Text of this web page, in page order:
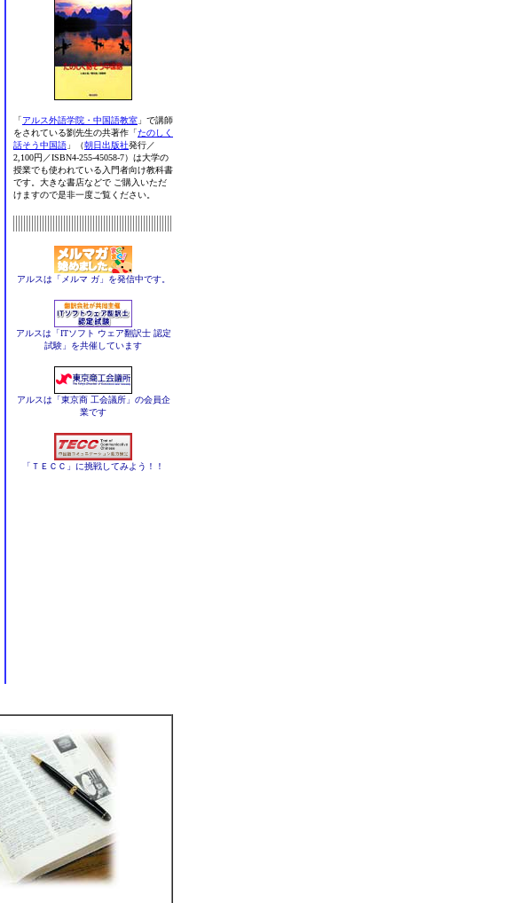
「アルス外語学院・中国語教室 」で講師
をされている劉先生の共著作「たのしく
話そう中国語 」（朝日出版社発行／
2,100円／ISBN4-255-45058-7）は大学の
授業でも使われている入門者向け教科書
です。大きな書店などで ご購入いただ
けますので是非一度ご覧ください。
アルスは「メルマ ガ」を発信中です。
アルスは「ITソフト ウェア翻訳士 認定
試験」を共催しています
アルスは「東京商 工会議所」の会員企
業です
「ＴＥＣＣ」に挑戦してみよう！！